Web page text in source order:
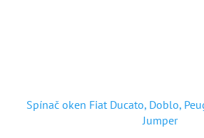
Spínač oken Fiat Ducato, Doblo,
Jumper